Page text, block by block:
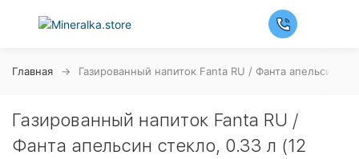
Главная Газированный напиток Fanta RU / Фанта апельсин
Газированный напиток Fanta RU /
Фанта апельсин стекло, 0.33 л (12